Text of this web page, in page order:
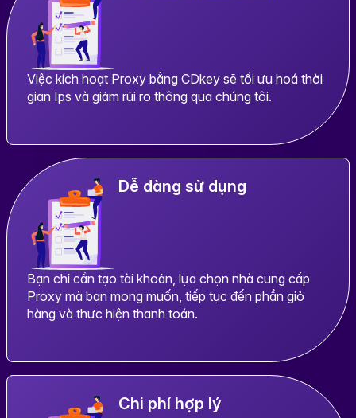
Việc kích hoạt Proxy bằng CDkey sẽ tối ưu hoá thời
gian Ips và giảm rủi ro thông qua chúng tôi.
Dễ dàng sử dụng
Bạn chỉ cần tạo tài khoản, lựa chọn nhà cung cấp
Proxy mà bạn mong muốn, tiếp tục đến phần giỏ
hàng và thực hiện thanh toán.
Chi phí hợp lý